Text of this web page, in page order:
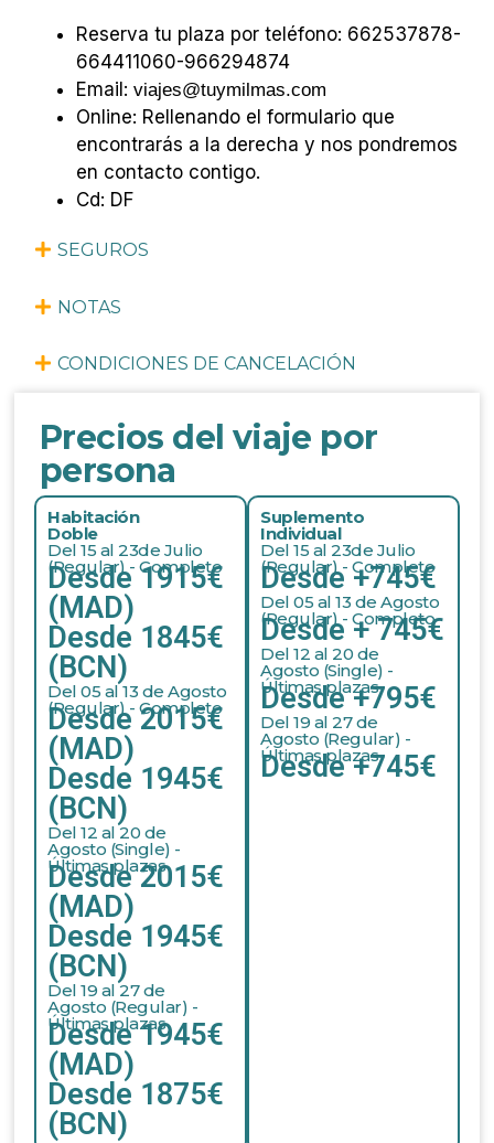
Reserva tu plaza por teléfono: 662537878-
664411060-966294874
Email:viajes@tuymilmas.com
Online: Rellenando el formulario que
encontrarás a la derechay nos pondremos
en contacto contigo.
Cd: DF
SEGUROS
NOTAS
CONDICIONES DE CANCELACIÓN
Precios del viaje por
persona
Habitación
Doble
Del 15 al 23de Julio
(Regular) - Completo
Desde 1915€
(MAD)
Desde 1845€
(BCN)
Del 05 al 13 de Agosto
(Regular) - Completo
Desde 2015€
(MAD)
Desde 1945€
(BCN)
Del 12 al 20 de
Agosto (Single) -
Últimas plazas
Desde 2015€
(MAD)
Desde 1945€
(BCN)
Del 19 al 27 de
Agosto (Regular) -
Últimas plazas
Desde 1945€
(MAD)
Desde 1875€
(BCN)
Suplemento
Individual
Del 15 al 23de Julio
(Regular) - Completo
Desde +745€
Del 05 al 13 de Agosto
(Regular) - Completo
Desde + 745€
Del 12 al 20 de
Agosto (Single) -
Últimas plazas
Desde +795€
Del 19 al 27 de
Agosto (Regular) -
Últimas plazas
Desde +745€